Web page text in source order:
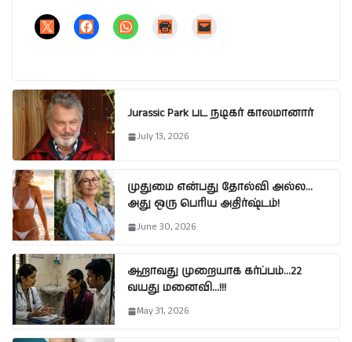
Jurassic Park பட நடிகர் காலமானார்
July 13, 2026
முதுமை என்பது தோல்வி அல்ல…
அது ஒரு பெரிய அதிர்ஷ்டம்!
June 30, 2026
ஆறாவது முறையாக கர்ப்பம்…22
வயது மனைவி…!!!
May 31, 2026